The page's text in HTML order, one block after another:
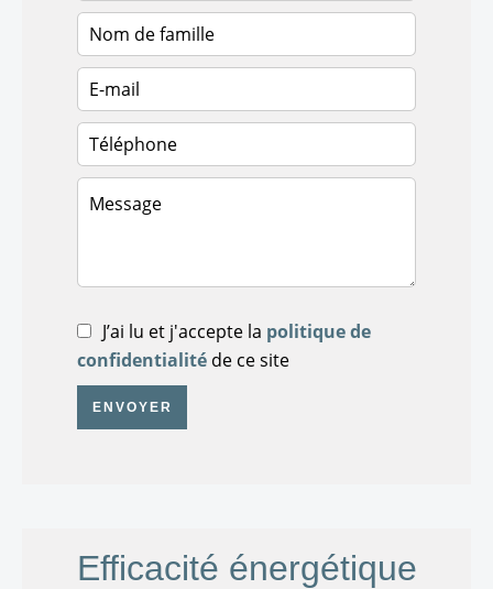
J’ai lu et j'accepte la politique de
confidentialité de ce site
ENVOYER
Efficacité énergétique